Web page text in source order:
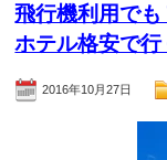
飛行機利用でも
ホテル格安で
2016年10月27日